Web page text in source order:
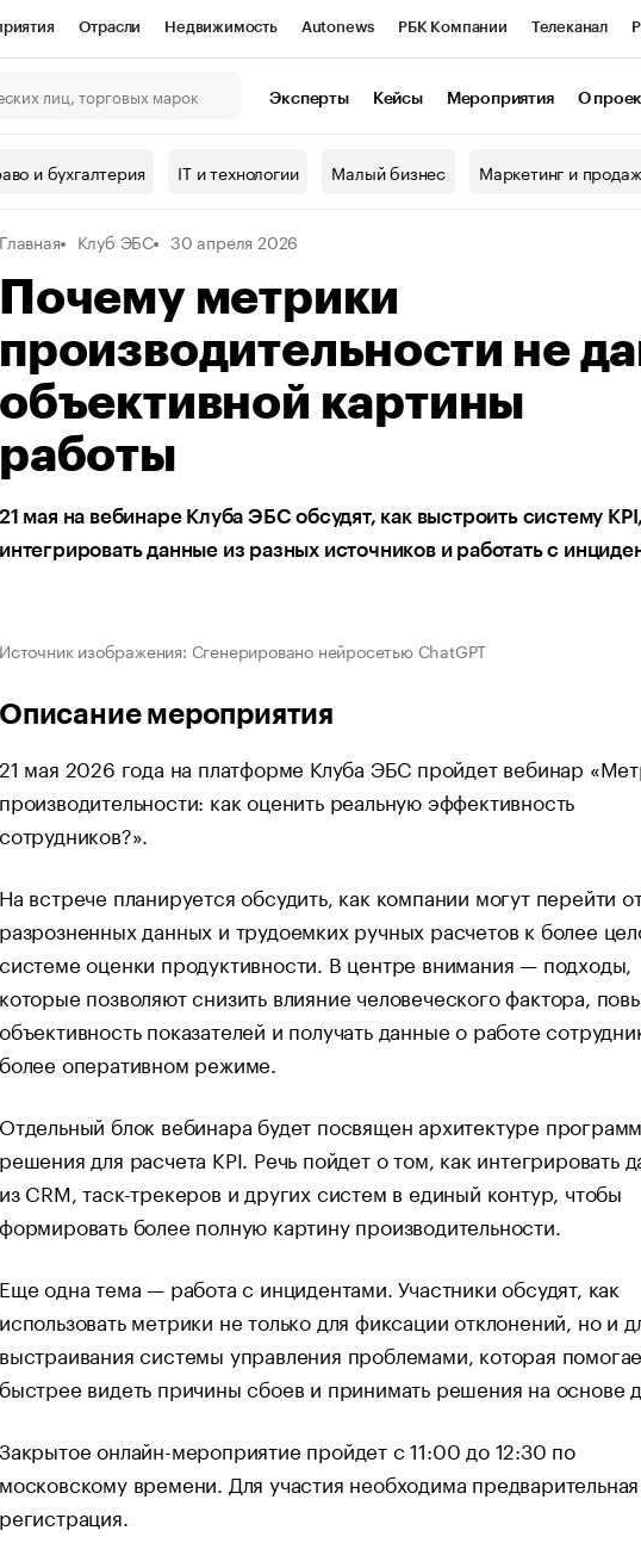
Отрасли Недвижимость Autonews РБК Компании Телеканал
Проверка контрагентов
валюты
Эксперты Кейсы Мероприятия О
и бухгалтерия IT и технологии Малый бизнес Маркетинг и
Главная Клуб ЭБС 30 апреля 2026
Почему метрики
производительности не
объективной картины
работы
21 мая на вебинаре Клуба ЭБС обсудят, как выстроить систему KPI,
интегрировать данные из разных источников и работать с
Источник изображения: Сгенерировано нейросетью ChatGPT
Описание мероприятия
21 мая 2026 года на платформе Клуба ЭБС пройдет вебинар
производительности: как оценить реальную эффективность
сотрудников?».
На встрече планируется обсудить, как компании могут перейти
разрозненных данных и трудоемких ручных расчетов к более
системе оценки продуктивности. В центре внимания — подходы,
которые позволяют снизить влияние человеческого фактора,
объективность показателей и получать данные о работе
более оперативном режиме.
Отдельный блок вебинара будет посвящен архитектуре
решения для расчета KPI. Речь пойдет о том, как интегрировать
из CRM, таск-трекеров и других систем в единый контур, чтобы
формировать более полную картину производительности.
Еще одна тема — работа с инцидентами. Участники обсудят, как
использовать метрики не только для фиксации отклонений, но и
выстраивания системы управления проблемами, которая
быстрее видеть причины сбоев и принимать решения на основе
Закрытое онлайн-мероприятие пройдет с 11:00 до 12:30 по
московскому времени. Для участия необходима предварительная
регистрация.